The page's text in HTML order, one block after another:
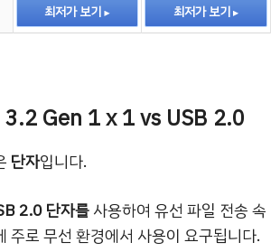
최저가 보기 최저가 보기
3.2 Gen 1 x 1 vs USB 2.0
단자입니다.
2.0 단자를사용하여 유선 파일 전송 속
주로 무선 환경에서 사용이 요구됩니다.